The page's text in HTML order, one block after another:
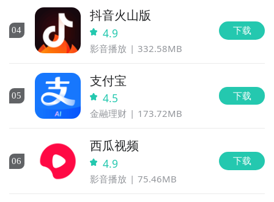
04
抖音火山版
4.9
影音播放 332.58MB
下载
05
支付宝
4.5
金融理财 173.72MB
下载
06
西瓜视频
4.9
影音播放 75.46MB
下载